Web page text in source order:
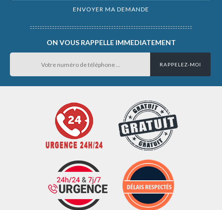
ON VOUS RAPPELLE IMMEDIATEMENT